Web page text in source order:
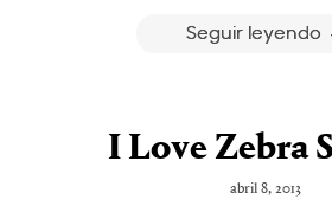
Seguir leyendo
I Love Zebra
abril 8, 2013